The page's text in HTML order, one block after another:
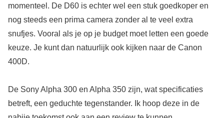
momenteel. De D60 is echter wel een stuk goedkoper en
nog steeds een prima camera zonder al te veel extra
snufjes. Vooral als je op je budget moet letten een goede
keuze. Je kunt dan natuurlijk ook kijken naar de Canon
400D.
De Sony Alpha 300 en Alpha 350 zijn, wat specificaties
betreft, een geduchte tegenstander. Ik hoop deze in de